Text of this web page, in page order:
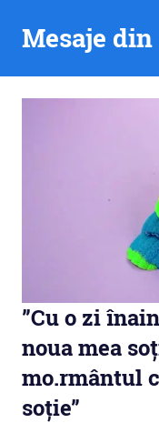
Mesaje
”Cu o zi
noua mea
mo.rmântul
soție”